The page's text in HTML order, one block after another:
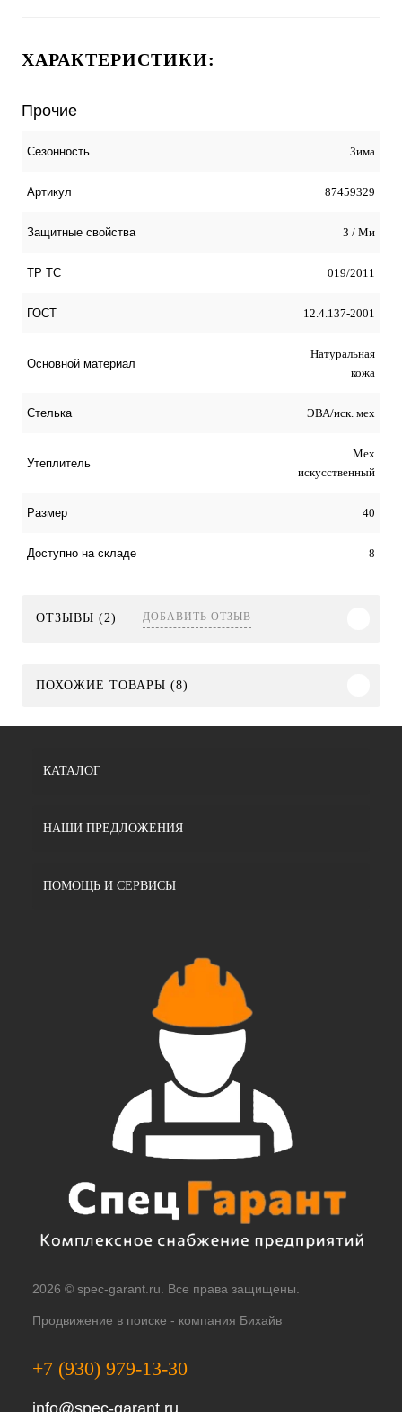
ХАРАКТЕРИСТИКИ:
Прочие
Сезонность Зима
Артикул 87459329
Защитные свойства З / Ми
ТР ТС 019/2011
ГОСТ 12.4.137-2001
Оcновной материал
Натуральная
кожа
Стелька ЭВА/иск. мех
Утеплитель
Мех
искусственный
Размер 40
Доступно на складе 8
ОТЗЫВЫ (2) ДОБАВИТЬ ОТЗЫВ
ПОХОЖИЕ ТОВАРЫ (8)
КАТАЛОГ
НАШИ ПРЕДЛОЖЕНИЯ
ПОМОЩЬ И СЕРВИСЫ
2026 © spec-garant.ru. Все права защищены.
Продвижение в поиске - компания Бихайв
+7 (930) 979-13-30